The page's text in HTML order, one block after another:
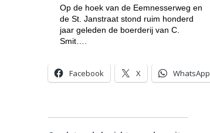
Op de hoek van de Eemnesserweg en
de St. Janstraat stond ruim honderd
jaar geleden de boerderij van C.
Smit….
Facebook X WhatsApp